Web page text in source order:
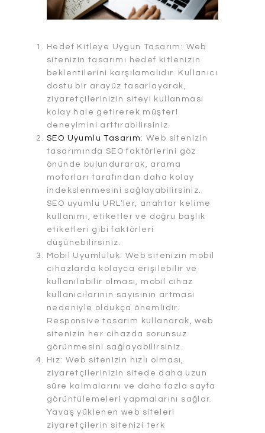
Hedef Kitleye Uygun Tasarım: Web
sitenizin tasarımı hedef kitlenizin
beklentilerini karşılamalıdır. Kullanıcı
dostu bir arayüz tasarlayarak,
ziyaretçilerinizin siteyi kullanması
kolay hale getirerek müşteri
deneyimini arttırabilirsiniz.
SEO Uyumlu Tasarım : Web sitenizin
tasarımında SEO faktörlerini göz
önünde bulundurarak, arama
motorları tarafından daha kolay
indekslenmesini sağlayabilirsiniz.
SEO uyumlu URL’ler, anahtar kelime
kullanımı, etiketler ve doğru başlık
etiketleri gibi faktörleri
düşünebilirsiniz.
Mobil Uyumluluk: Web sitenizin mobil
cihazlarda kolayca erişilebilir ve
kullanılabilir olması, mobil cihaz
kullanıcılarının sayısının artması
nedeniyle oldukça önemlidir.
Responsive tasarım kullanarak, web
sitenizin her cihazda sorunsuz
görünmesini sağlayabilirsiniz.
Hız: Web sitenizin hızlı olması,
ziyaretçilerinizin sitede daha uzun
süre kalmalarını ve daha fazla sayfa
görüntülemeleri yapmalarını sağlar.
Yavaş yüklenen web siteleri
ziyaretçilerin sitenizi terk